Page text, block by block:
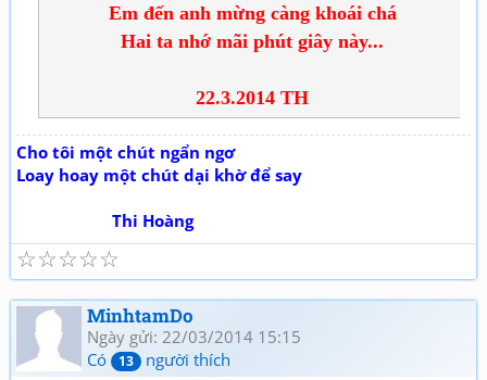
Em đến anh mừng càng khoái chá
Hai ta nhớ mãi phút giây này...
22.3.2014 TH
Cho tôi một chút ngẩn ngơ
Loay hoay một chút dại khờ để say
Thi Hoàng
☆
☆
☆
☆
☆
MinhtamDo
Ngày gửi: 22/03/2014 15:15
Có
13 người thích